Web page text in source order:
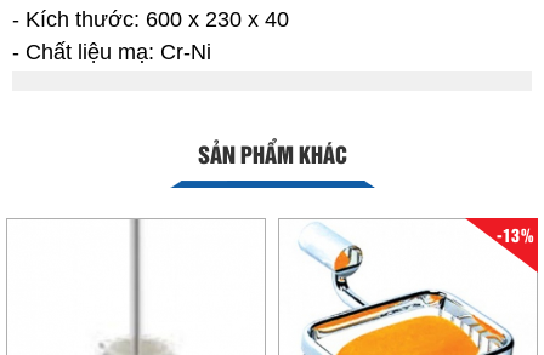
- Kích thước: 600 x 230 x 40
- Chất liệu mạ: Cr-Ni
SẢN PHẨM KHÁC
-13%